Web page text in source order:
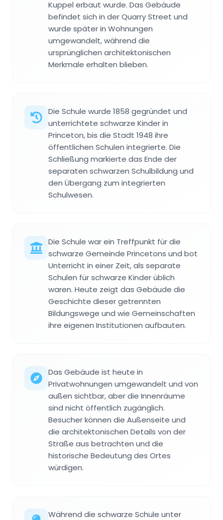
Kuppel erbaut wurde. Das Gebäude
befindet sich in der Quarry Street und
wurde später in Wohnungen
umgewandelt, während die
ursprünglichen architektonischen
Merkmale erhalten blieben.
Die Schule wurde 1858 gegründet und
unterrichtete schwarze Kinder in
Princeton, bis die Stadt 1948 ihre
öffentlichen Schulen integrierte. Die
Schließung markierte das Ende der
separaten schwarzen Schulbildung und
den Übergang zum integrierten
Schulwesen.
Die Schule war ein Treffpunkt für die
schwarze Gemeinde Princetons und bot
Unterricht in einer Zeit, als separate
Schulen für schwarze Kinder üblich
waren. Heute zeigt das Gebäude die
Geschichte dieser getrennten
Bildungswege und wie Gemeinschaften
ihre eigenen Institutionen aufbauten.
Das Gebäude ist heute in
Privatwohnungen umgewandelt und von
außen sichtbar, aber die Innenräume
sind nicht öffentlich zugänglich.
Besucher können die Außenseite und
die architektonischen Details von der
Straße aus betrachten und die
historische Bedeutung des Ortes
würdigen.
Während die schwarze Schule unter